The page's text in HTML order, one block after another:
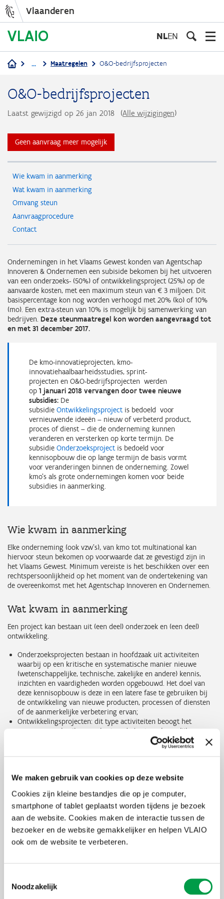
We maken gebruik van cookies op deze website
Cookies zijn kleine bestandjes die op je computer,
smartphone of tablet geplaatst worden tijdens je bezoek
aan de website. Cookies maken de interactie tussen de
bezoeker en de website gemakkelijker en helpen VLAIO
ook om de website te verbeteren.
Noodzakelijk
inhoud
Vlaanderen
NLEN
... Maatregelen O&O-bedrijfsprojecten
O&O-bedrijfsprojecten
Laatst gewijzigd op 26 jan 2018 (Alle wijzigingen)
Geen aanvraag meer mogelijk
Wie kwam in aanmerking
Wat kwam in aanmerking
Omvang steun
Aanvraagprocedure
Contact
Ondernemingen in het Vlaams Gewest konden van Agentschap
Innoveren & Ondernemen een subiside bekomen bij het uitvoeren
van een onderzoeks- (50%) of ontwikkelingsproject (25%) op de
aanvaarde kosten, met een maximum steun van € 3 miljoen. Dit
basispercentage kon nog worden verhoogd met 20% (ko) of 10%
(mo). Een extra-steun van 10% is mogelijk bij samenwerking van
bedrijven. Deze steunmaatregel kon worden aangevraagd tot
en met 31 december 2017.
De kmo-innovatieprojecten, kmo-
innovatiehaalbaarheidsstudies, sprint-
projecten en O&O-bedrijfsprojecten werden
op 1 januari 2018 vervangen door twee nieuwe
subsidies: De
subsidie Ontwikkelingsprojectis bedoeld voor
vernieuwende ideeën – nieuw of verbeterd product,
proces of dienst – die de onderneming kunnen
veranderen en versterken op korte termijn. De
subsidie Onderzoeksprojectis bedoeld voor
kennisopbouw die op lange termijn de basis vormt
voor veranderingen binnen de onderneming. Zowel
kmo’s als grote ondernemingen komen voor beide
subsidies in aanmerking.
Wie kwam in aanmerking
Elke onderneming (ook vzw’s), van kmo tot multinational kan
hiervoor steun bekomen op voorwaarde dat ze gevestigd zijn in
het Vlaams Gewest. Minimum vereiste is het beschikken over een
rechtspersoonlijkheid op het moment van de ondertekening van
de overeenkomst met het Agentschap Innoveren en Ondernemen.
Wat kwam in aanmerking
Een project kan bestaan uit (een deel) onderzoek en (een deel)
ontwikkeling.
Onderzoeksprojecten bestaan in hoofdzaak uit activiteiten
waarbij op een kritische en systematische manier nieuwe
(wetenschappelijke, technische, zakelijke en andere) kennis,
inzichten en vaardigheden worden opgebouwd. Het doel van
deze kennisopbouw is deze in een latere fase te gebruiken bij
de ontwikkeling van nieuwe producten, processen of diensten
of de aanmerkelijke verbetering ervan;
Ontwikkelingsprojecten: dit type activiteiten beoogt het
verwerven, gebruiken van bestaande (wetenschappelijke,
technische, zakelijke en andere) kennis en vaardigheden met als
doel te komen tot plannen, ontwerpen en prototypes van
De minimale steun voor een O&O-project bedraagt € 100.000. De
maximale steun voor een project is € 3 miljoen.
Omvang steun
Als een project deels uit een onderzoeksproject en deels uit een
Aan onderzoeksprojecten wordt een basissteunpercentage van 50%
toegekend.